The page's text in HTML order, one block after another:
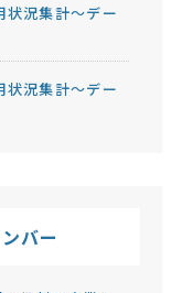
況集計～デー
況集計～デー
バー